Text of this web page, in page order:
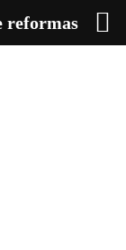
reformas